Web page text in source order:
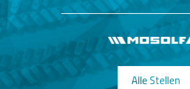
Alle Stellen